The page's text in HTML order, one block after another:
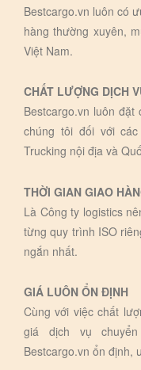
Bestcargo.vn luôn có
hàng thường xuyên,
Việt Nam.
CHẤT LƯỢNG DỊCH
Bestcargo.vn luôn
chúng tôi đối với
Trucking nội địa và
THỜI GIAN GIAO
Là Công ty logistics
từng quy trình ISO
ngắn nhất.
GIÁ LUÔN ỔN ĐỊNH
Cùng với việc chất
giá dịch vụ
Bestcargo.vn ổn định,